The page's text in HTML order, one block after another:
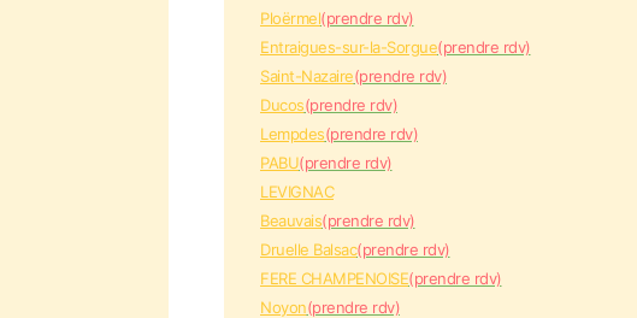
Ploërmel(prendre rdv)
Entraigues-sur-la-Sorgue(prendre rdv)
Saint-Nazaire(prendre rdv)
Ducos(prendre rdv)
Lempdes(prendre rdv)
PABU(prendre rdv)
LEVIGNAC
Beauvais(prendre rdv)
Druelle Balsac(prendre rdv)
FERE CHAMPENOISE(prendre rdv)
Noyon(prendre rdv)